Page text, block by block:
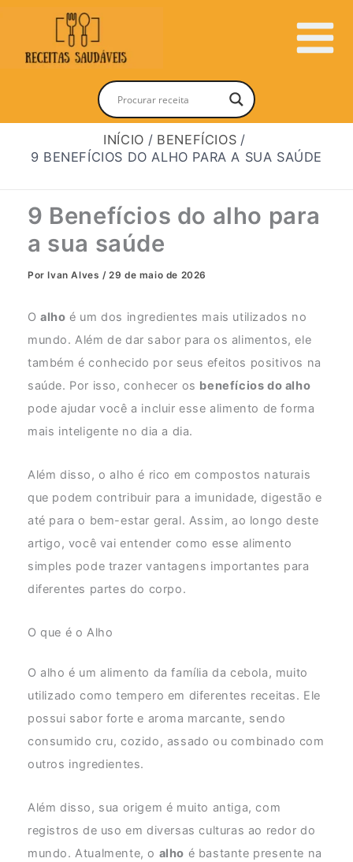
Main
INÍCIO
BENEFÍCIOS
9 BENEFÍCIOS DO ALHO PARA A SUA SAÚDE
9 Benefícios do alho para
a sua saúde
Por Ivan Alves/29 de maio de 2026
Oalho é um dos ingredientes mais utilizados no
mundo. Além de dar sabor para os alimentos, ele
também é conhecido por seus efeitos positivos na
saúde. Por isso, conhecer os benefícios do alho
pode ajudar você a incluir esse alimento de forma
mais inteligente no dia a dia.
Além disso, o alho é rico em compostos naturais
que podem contribuir para a imunidade, digestão e
até para o bem-estar geral. Assim, ao longo deste
artigo, você vai entender como esse alimento
simples pode trazer vantagens importantes para
diferentes partes do corpo.
O que é o Alho
O alho é um alimento da família da cebola, muito
utilizado como tempero em diferentes receitas. Ele
possui sabor forte e aroma marcante, sendo
consumido cru, cozido, assado ou combinado com
outros ingredientes.
Além disso, sua origem é muito antiga, com
registros de uso em diversas culturas ao redor do
mundo. Atualmente, o alho é bastante presente na